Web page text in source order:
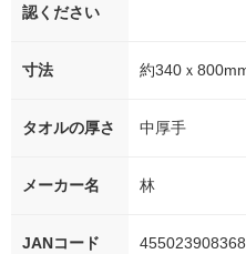
認ください
寸法 約340ｘ
タオルの厚さ 中厚手
メーカー名 林
JANコード